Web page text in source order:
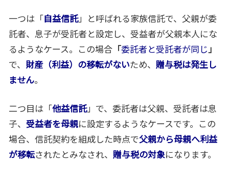
一つは「自益信託」と呼ばれる家族信託で、父親が委
託者、息子が受託者と設定し、受益者が父親本人にな
るようなケース。この場合 「委託者と受託者が同じ」
で、 財産（利益）の移転がないため、 贈与税は発生し
ません。
二つ目は「他益信託」で、委託者は父親、受託者は息
子、 受益者を母親に設定するようなケースです。この
場合、信託契約を組成した時点で父親から母親へ利益
が移転されたとみなされ、 贈与税の対象になります。